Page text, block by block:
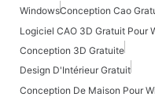
WindowsConception Cao
Logiciel CAO 3D Gratuit Pour
Conception 3D Gratuite
Design D'Intérieur Gratuit
Conception De Maison Pour